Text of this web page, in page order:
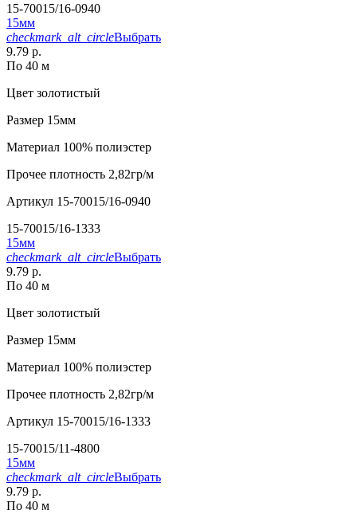
15-70015/16-0940
15мм
checkmark_alt_circleВыбрать
9.79 р.
По 40 м
Цвет золотистый
Размер 15мм
Материал 100% полиэстер
Прочее плотность 2,82гр/м
Артикул 15-70015/16-0940
15-70015/16-1333
15мм
checkmark_alt_circleВыбрать
9.79 р.
По 40 м
Цвет золотистый
Размер 15мм
Материал 100% полиэстер
Прочее плотность 2,82гр/м
Артикул 15-70015/16-1333
15-70015/11-4800
15мм
checkmark_alt_circleВыбрать
9.79 р.
По 40 м